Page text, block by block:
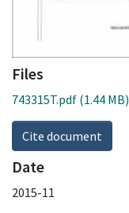
Files
743315T.pdf (1.44 MB)
Cite document
Date
2015-11